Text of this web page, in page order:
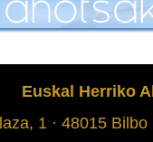
Euskal Herriko
1 · 48015